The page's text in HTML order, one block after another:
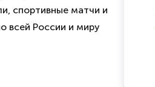
спортивные матчи и
всей России и миру